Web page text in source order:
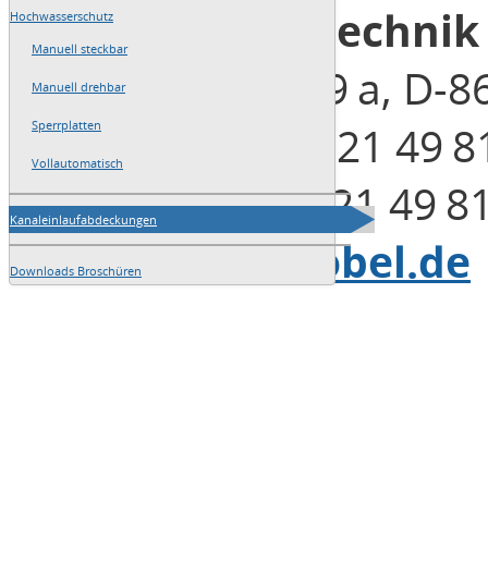
Hochwasserschutz
Manuell steckbar
Manuell drehbar
Sperrplatten
Vollautomatisch
Kanaleinlaufabdeckungen
Downloads Broschüren
Blobel Umwelttechnik
Henleinstraße 29 a, D-
Telefon: +49 (0)821 49
Telefax: +49 (0)821 49
E-Mail:info@blobel.de